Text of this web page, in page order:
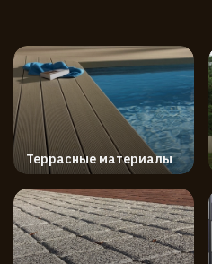
Террасные материалы